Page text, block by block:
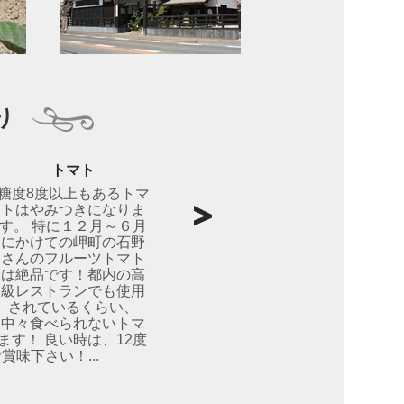
トマト
度8度以上もあるトマ
トはやみつきになりま
す。 特に１２月～６月
にかけての岬町の石野
さんのフルーツトマト
は絶品です！都内の高
級レストランでも使用
されているくらい、
中々食べられないトマ
す！ 良い時は、12度
味下さい！...